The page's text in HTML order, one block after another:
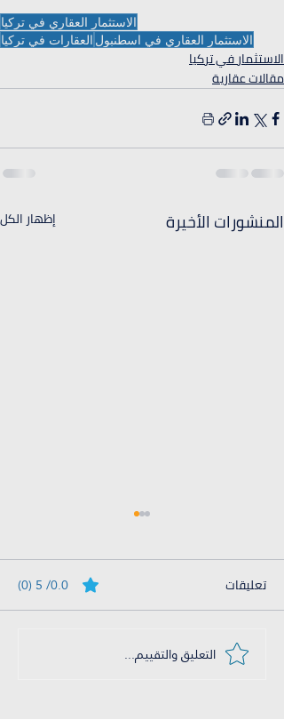
الاستثمار العقاري في تركيا
الاستثمار العقاري في اسطنبول العقارات في تركيا
الاستثمار في تركيا
مقالات عقارية
المنشورات الأخيرة إظهار الكل
شقق للبيع في تركيا على
تعليقات 0.0/ 5 (0)
التعليق والتقييم...